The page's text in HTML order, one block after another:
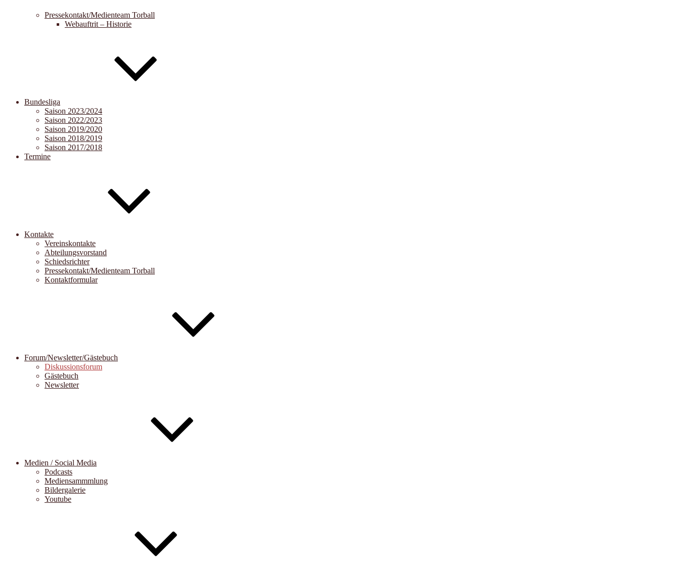
Pressekontakt/Medienteam Torball
Webauftrit – Historie
Bundesliga
Saison 2023/2024
Saison 2022/2023
Saison 2019/2020
Saison 2018/2019
Saison 2017/2018
Termine
Kontakte
Vereinskontakte
Abteilungsvorstand
Schiedsrichter
Pressekontakt/Medienteam Torball
Kontaktformular
Forum/Newsletter/Gästebuch
Diskussionsforum
Gästebuch
Newsletter
Medien / Social Media
Podcasts
Mediensammmlung
Bildergalerie
Youtube